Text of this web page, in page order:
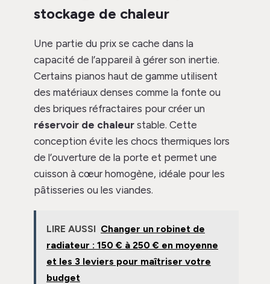
stockage de chaleur
Une partie du prix se cache dans la
capacité de l’appareil à gérer son inertie.
Certains pianos haut de gamme utilisent
des matériaux denses comme la fonte ou
des briques réfractaires pour créer un
réservoir de chaleur stable. Cette
conception évite les chocs thermiques lors
de l’ouverture de la porte et permet une
cuisson à cœur homogène, idéale pour les
pâtisseries ou les viandes.
LIRE AUSSI Changer un robinet de
radiateur : 150 € à 250 € en moyenne
et les 3 leviers pour maîtriser votre
budget